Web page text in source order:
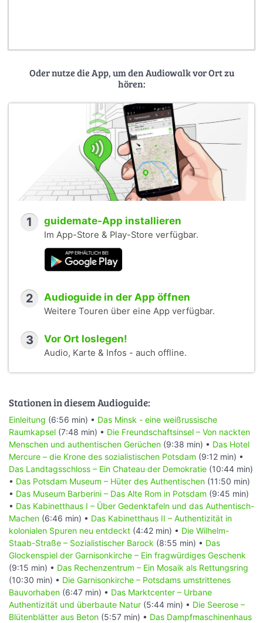
Gefördert von:
Wert der Vergangenheit
HERA - Humanities in the European Research Area
Oder nutze die App, um den Audiowalk vor Ort zu
hören:
1 guidemate-App installieren
Im App-Store & Play-Store verfügbar.
2 Audioguide in der App öffnen
Weitere Touren über eine App verfügbar.
3 Vor Ort loslegen!
Audio, Karte & Infos - auch offline.
Stationen in diesem Audioguide:
Einleitung (6:56 min) • Das Minsk - eine weißrussische
Raumkapsel (7:48 min) • Die Freundschaftsinsel – Von nackten
Menschen und authentischen Gerüchen (9:38 min) • Das Hotel
Mercure – die Krone des sozialistischen Potsdam (9:12 min) •
Das Landtagsschloss – Ein Chateau der Demokratie (10:44 min)
• Das Potsdam Museum – Hüter des Authentischen (11:50 min)
• Das Museum Barberini – Das Alte Rom in Potsdam (9:45 min)
• Das Kabinetthaus I – Über Gedenktafeln und das Authentisch-
Machen (6:46 min) • Das Kabinetthaus II – Authentizität in
kolonialen Spuren neu entdeckt (4:42 min) • Die Wilhelm-
Staab-Straße – Sozialistischer Barock (8:55 min) • Das
Glockenspiel der Garnisonkirche – Ein fragwürdiges Geschenk
(9:15 min) • Das Rechenzentrum – Ein Mosaik als Rettungsring
(10:30 min) • Die Garnisonkirche – Potsdams umstrittenes
Bauvorhaben (6:47 min) • Das Marktcenter – Urbane
Authentizität und überbaute Natur (5:44 min) • Die Seerose –
Blütenblätter aus Beton (5:57 min) • Das Dampfmaschinenhaus